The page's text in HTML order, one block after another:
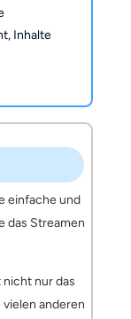
Inhalte
einfache und
das Streamen
nur das
anderen